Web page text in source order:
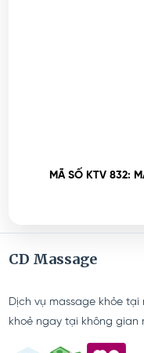
MÃ SỐ KTV 832:
CD Massage
Dịch vụ massage khỏe
khoẻ ngay tại không gian